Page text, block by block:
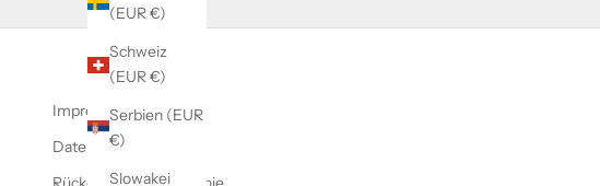
(EUR €)
Schweiz
(EUR €)
Serbien (EUR
€)
Slowakei
Impressum
Datenschutzerklärung